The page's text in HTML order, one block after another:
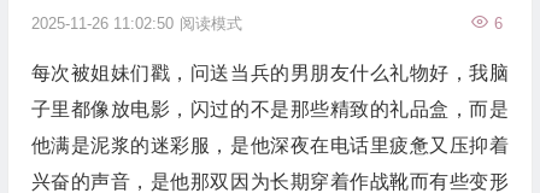
2025-11-26 11:02:50 6
阅读模式
每次被姐妹们戳，问送当兵的男朋友什么礼物好，我脑
子里都像放电影，闪过的不是那些精致的礼品盒，而是
他满是泥浆的迷彩服，是他深夜在电话里疲惫又压抑着
兴奋的声音，是他那双因为长期穿着作战靴而有些变形